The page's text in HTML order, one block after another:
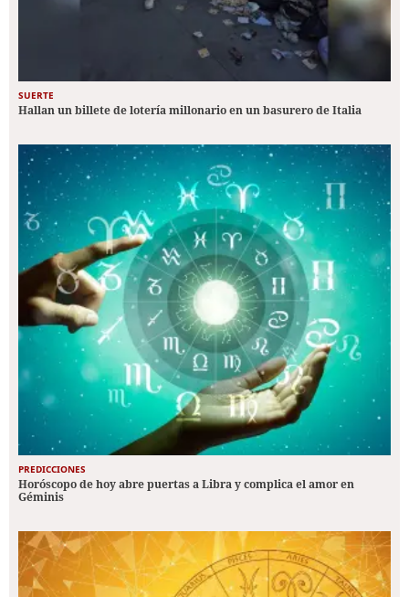
SUERTE
Hallan un billete de lotería millonario en un basurero de Italia
PREDICCIONES
Horóscopo de hoy abre puertas a Libra y complica el amor en
Géminis